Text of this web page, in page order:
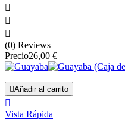



(0) Reviews
Precio26,00 €
Añadir al carrito

Vista Rápida